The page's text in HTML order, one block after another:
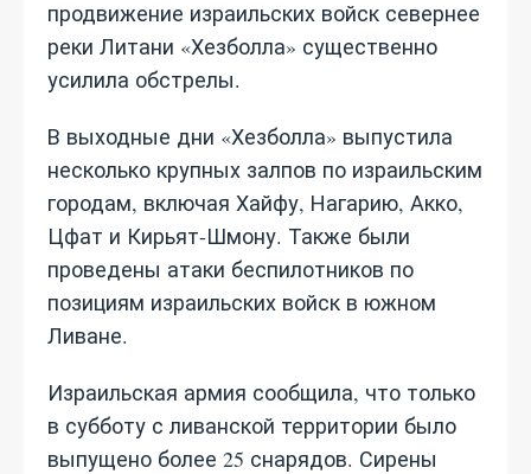
продвижение израильских войск севернее
реки Литани «Хезболла» существенно
усилила обстрелы.
В выходные дни «Хезболла» выпустила
несколько крупных залпов по израильским
городам, включая Хайфу, Нагарию, Акко,
Цфат и Кирьят-Шмону. Также были
проведены атаки беспилотников по
позициям израильских войск в южном
Ливане.
Израильская армия сообщила, что только
в субботу с ливанской территории было
выпущено более 25 снарядов. Сирены